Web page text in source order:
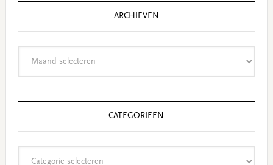
ARCHIEVEN
CATEGORIEËN